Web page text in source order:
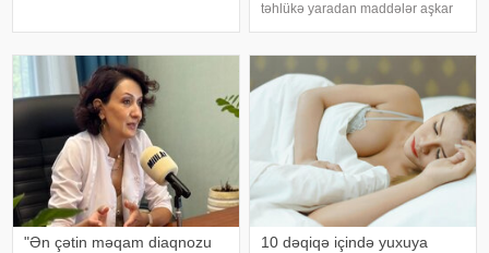
yaranır. xəbər verir ki
təhlükə yaradan maddələr aşkar
Qida təhlükəsizliyi şöbəsinin
"Ən çətin məqam diaqnozu
10 dəqiqə içində yuxuya